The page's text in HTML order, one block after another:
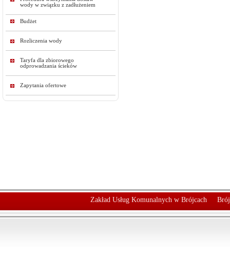
wody w związku z zadłużeniem
Budżet
Rozliczenia wody
Taryfa dla zbiorowego
odprowadzania ścieków
Zapytania ofertowe
Zakład Usług Komunalnych w Brójcach